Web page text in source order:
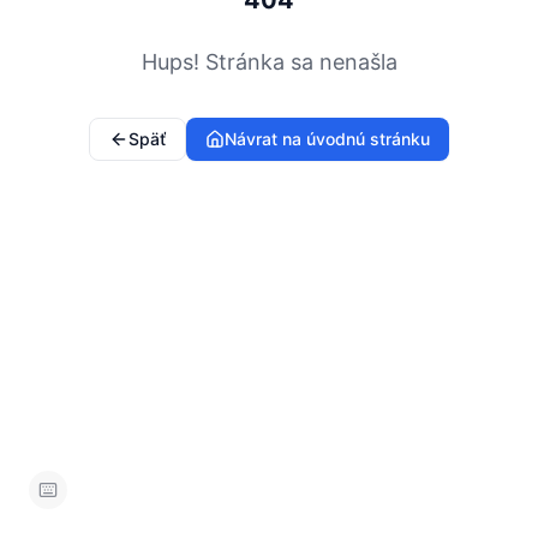
Hups! Stránka sa nenašla
Späť Návrat na úvodnú stránku